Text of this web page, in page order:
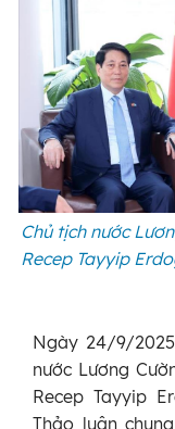
Chủ tịch nước
Recep Tayyip
Ngày 24/9/
nước Lương
Recep Tayyip
Thảo luận